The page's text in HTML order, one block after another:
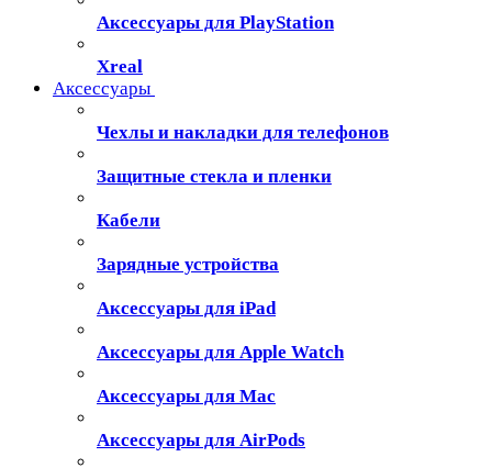
Аксессуары для PlayStation
Xreal
Аксессуары
Чехлы и накладки для телефонов
Защитные стекла и пленки
Кабели
Зарядные устройства
Аксессуары для iPad
Аксессуары для Apple Watch
Аксессуары для Mac
Аксессуары для AirPods